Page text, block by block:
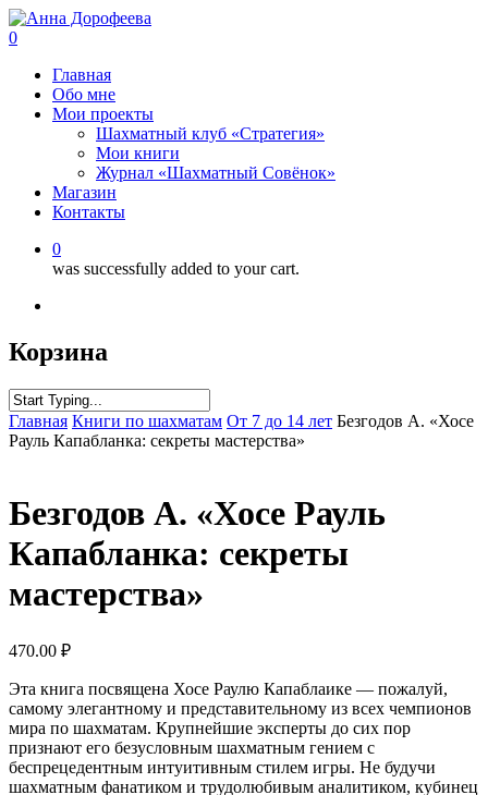
0
Главная
Обо мне
Мои проекты
Шахматный клуб «Стратегия»
Мои книги
Журнал «Шахматный Совёнок»
Магазин
Контакты
0
was successfully added to your cart.
Корзина
Главная Книги по шахматам От 7 до 14 лет Безгодов А. «Хосе
Рауль Капабланка: секреты мастерства»
Безгодов А. «Хосе Рауль
Капабланка: секреты
мастерства»
470.00 ₽
Эта книга посвящена Хосе Раулю Капаблаике — пожалуй,
самому элегантному и представительному из всех чемпионов
мира по шахматам. Крупнейшие эксперты до сих пор
признают его безусловным шахматным гением с
беспрецедентным интуитивным стилем игры. Не будучи
шахматным фанатиком и трудолюбивым аналитиком, кубинец